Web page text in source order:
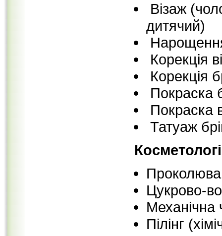
Візаж
дитячий)
Корекція
Корекція
Покраска
Покраска
Татуаж
Цукрово-
Механічна
Пілінг